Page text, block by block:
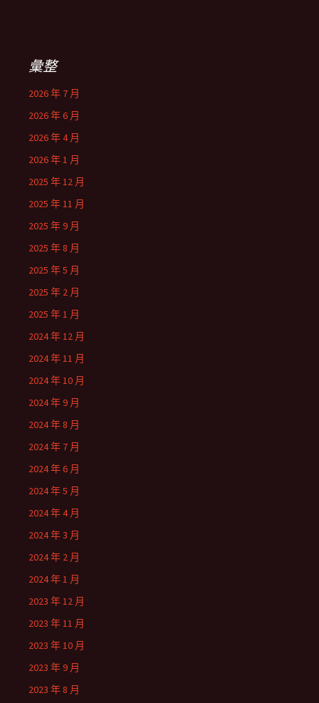
彙整
2026 年 7 月
2026 年 6 月
2026 年 4 月
2026 年 1 月
2025 年 12 月
2025 年 11 月
2025 年 9 月
2025 年 8 月
2025 年 5 月
2025 年 2 月
2025 年 1 月
2024 年 12 月
2024 年 11 月
2024 年 10 月
2024 年 9 月
2024 年 8 月
2024 年 7 月
2024 年 6 月
2024 年 5 月
2024 年 4 月
2024 年 3 月
2024 年 2 月
2024 年 1 月
2023 年 12 月
2023 年 11 月
2023 年 10 月
2023 年 9 月
2023 年 8 月